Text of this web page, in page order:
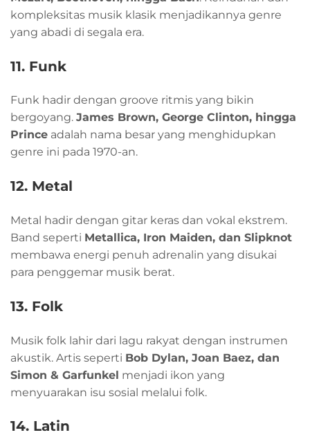
kompleksitas musik klasik menjadikannya genre
yang abadi di segala era.
11. Funk
Funk hadir dengan groove ritmis yang bikin
bergoyang. James Brown, George Clinton, hingga
Prince adalah nama besar yang menghidupkan
genre ini pada 1970-an.
12. Metal
Metal hadir dengan gitar keras dan vokal ekstrem.
Band seperti Metallica, Iron Maiden, dan Slipknot
membawa energi penuh adrenalin yang disukai
para penggemar musik berat.
13. Folk
Musik folk lahir dari lagu rakyat dengan instrumen
akustik. Artis seperti Bob Dylan, Joan Baez, dan
Simon & Garfunkel menjadi ikon yang
menyuarakan isu sosial melalui folk.
14. Latin